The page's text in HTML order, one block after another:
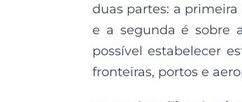
duas partes: a
e a segunda é sobre
possível estabelecer
fronteiras, portos e